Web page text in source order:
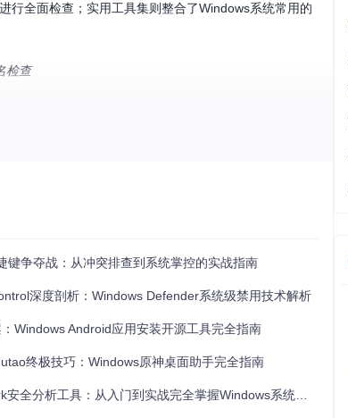
行全面检查；实用工具集则整合了Windows系统常用的
检查
件为例，操作流程如下：首先在进程管理界面查看异
。在威胁类型维度，涵盖进程隐藏、模块注入、内核劫
发现异常后立即终止进程并隔离相关文件，同时修复被
键争夺战：从冲突排查到系统掌控的实战指南
深度剖析：Windows Defender系统级禁用技术解析
Windows Android应用安装开源工具完全指南
终极技巧：Windows原神桌面助手完全指南
全分析工具：从入门到实战完全掌握Windows系统防护